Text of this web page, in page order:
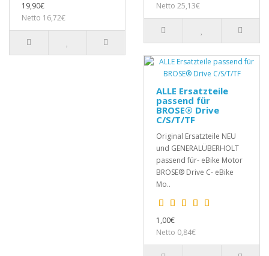
19,90€
Netto 16,72€
Netto 25,13€
ALLE Ersatzteile
passend für
BROSE® Drive
C/S/T/TF
Original Ersatzteile NEU
und GENERALÜBERHOLT
passend für- eBike Motor
BROSE® Drive C- eBike
Mo..
1,00€
Netto 0,84€